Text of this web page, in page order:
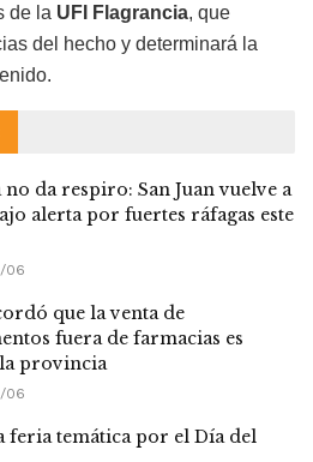
de la UFI Flagrancia, que
del hecho y determinará la
da respiro: San Juan vuelve a
alerta por fuertes ráfagas este
06
que la venta de
fuera de farmacias es
provincia
06
feria temática por el Día del